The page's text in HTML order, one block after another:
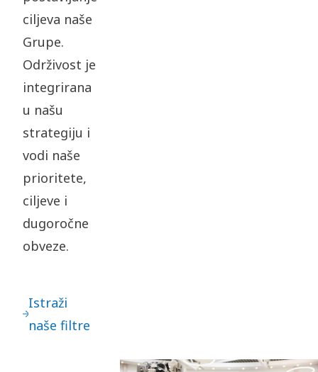
ciljeva naše
Grupe.
Održivost je
integrirana
u našu
strategiju i
vodi naše
prioritete,
ciljeve i
dugoročne
obveze.
Istraži
naše filtre